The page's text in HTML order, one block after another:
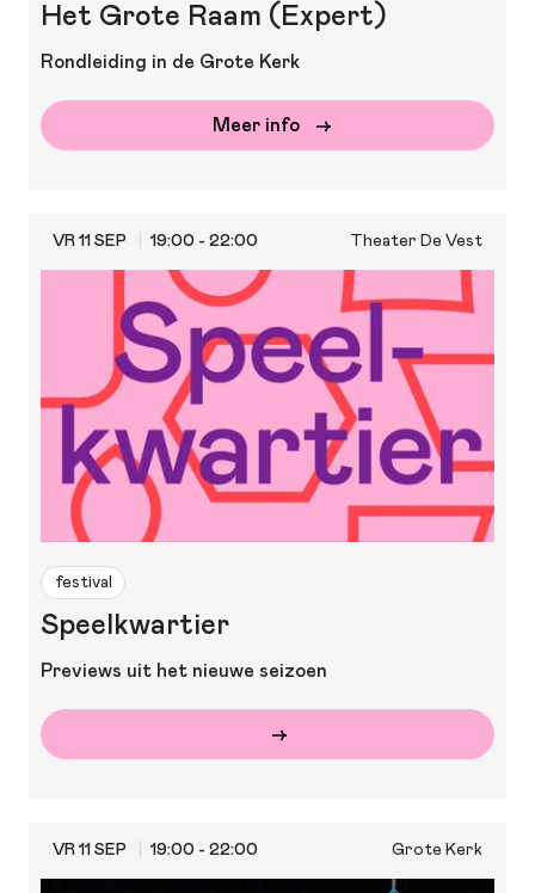
Het Grote Raam (Expert)
Rondleiding in de Grote Kerk
Meer info
VR 11 SEP 19:00 - 22:00 Theater De Vest
festival
Speelkwartier
Previews uit het nieuwe seizoen
VR 11 SEP 19:00 - 22:00 Grote Kerk